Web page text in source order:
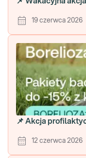
19 czerwca 2026
📌 Akcja
12 czerwca 2026